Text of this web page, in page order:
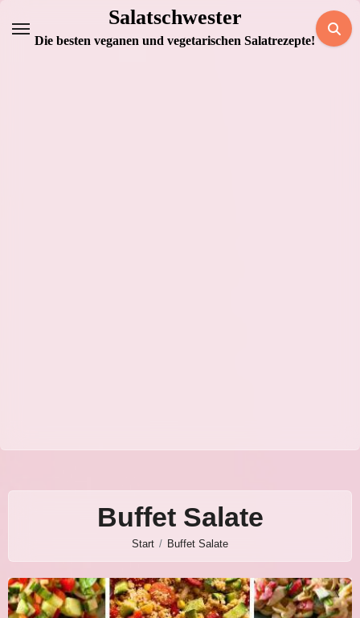
Inhalt
Salatschwester
Die besten veganen und vegetarischen Salatrezepte!
Buffet Salate
Start Buffet Salate